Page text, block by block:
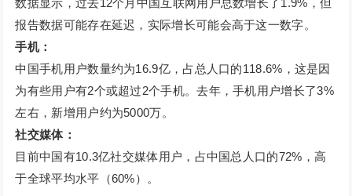
数据显示，过去12个月中国互联网用户总数增长了1.9%，但
报告数据可能存在延迟，实际增长可能会高于这一数字。
手机：
中国手机用户数量约为16.9亿，占总人口的118.6%，这是因
为有些用户有2个或超过2个手机。去年，手机用户增长了3%
左右，新增用户约为5000万。
社交媒体：
目前中国有10.3亿社交媒体用户，占中国总人口的72%，高
于全球平均水平（60%）。